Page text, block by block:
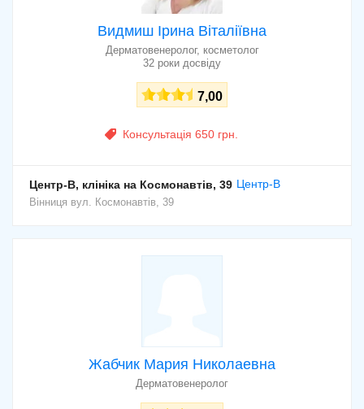
Видмиш Ірина Віталіївна
Дерматовенеролог, косметолог
32 роки досвіду
7,00
Консультація 650 грн.
Центр-В, клініка на Космонавтів, 39 Центр-В
Вінниця вул. Космонавтів, 39
Жабчик Мария Николаевна
Дерматовенеролог